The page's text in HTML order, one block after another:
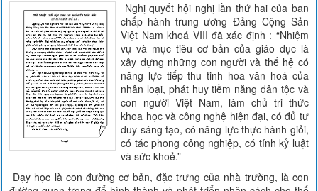
Nghị quyết hội nghị lần thứ hai của ban
chấp hành trung ương Đảng Cộng Sản
Việt Nam khoá VIII đã xác định : “Nhiệm
vụ và mục tiêu cơ bản của giáo dục là
xây dựng những con người và thế hệ có
năng lực tiếp thu tinh hoa văn hoá của
nhân loại, phát huy tiềm năng dân tộc và
con người Việt Nam, làm chủ tri thức
khoa học và công nghệ hiện đại, có đủ tư
duy sáng tạo, có năng lực thực hành giỏi,
có tác phong công nghiệp, có tính kỷ luật
và sức khoẻ.”
Dạy học là con đường cơ bản, đặc trưng của nhà trường, là con